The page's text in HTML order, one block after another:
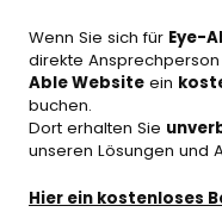
Wenn Sie sich für Eye-
direkte
Able Website ein
buchen.
Dort erhalten Sie
unseren Lösungen und
Hier ein kostenloses